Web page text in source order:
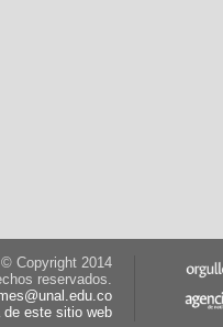
© Copyright 2014
reservados.
de este sitio web